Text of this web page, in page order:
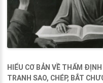
HIỂU CƠ BẢN VỀ THẨM
TRANH SAO, CHÉP, BẮT